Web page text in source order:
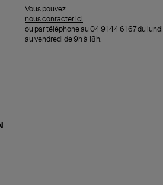
Vous pouvez
nous contacter ici
ou par téléphone au 04 91 44 61 67 du lundi
au vendredi de 9h à 18h.